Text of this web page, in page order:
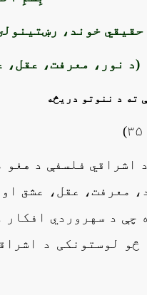
حقیقي خوند،
(د نور، معرفت، عقل،
ته د ننوتو دریڅه
اشراقي فلسفې د
معرفت، عقل، عشق
د سهروردي افکار
لوستونکی د